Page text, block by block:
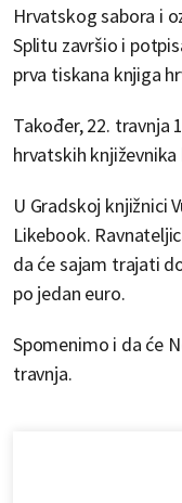
Hrvatskog sabora i
Splitu završio i
prva tiskana knjiga
Također, 22. travnja
hrvatskih
U Gradskoj knjižnici
Likebook.
da će sajam trajati
po jedan euro.
Spomenimo i da će
travnja.